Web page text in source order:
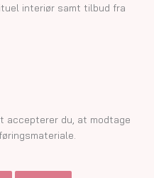
interiør samt tilbud fra
accepterer du, at modtage